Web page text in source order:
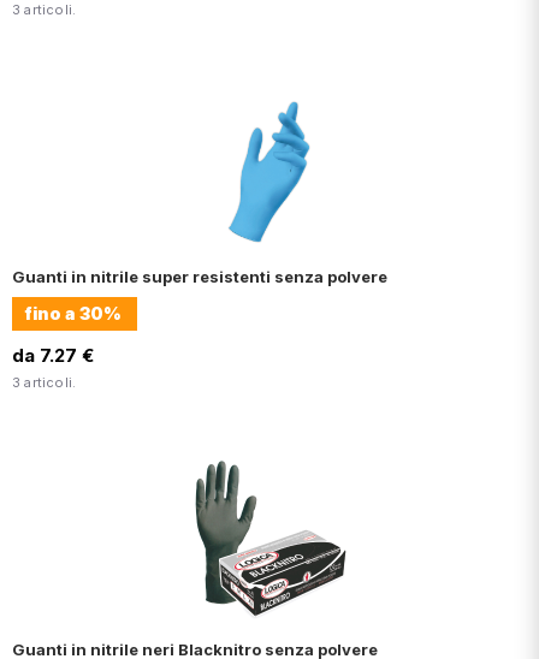
3 articoli.
Guanti in nitrile super resistenti senza polvere
fino a 30%
da 7.27 €
3 articoli.
Guanti in nitrile neri Blacknitro senza polvere